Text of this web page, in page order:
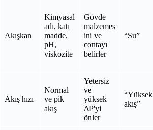
Akışkan
Kimyasal
adı, katı
madde,
pH,
viskozite
Gövde
malzemes
ini ve
contayı
belirler
“Su”
Akış hızı
Normal
ve pik
akış
Yetersiz
ve
yüksek
ΔP'yi
önler
“Yüksek
akış”